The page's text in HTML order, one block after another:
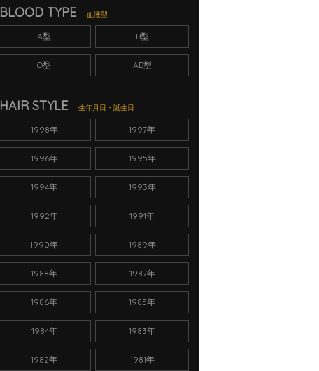
BLOOD TYPE 血液型
A型 B型
O型 AB型
HAIR STYLE 生年月日・誕生日
1998年 1997年
1996年 1995年
1994年 1993年
1992年 1991年
1990年 1989年
1988年 1987年
1986年 1985年
1984年 1983年
1982年 1981年